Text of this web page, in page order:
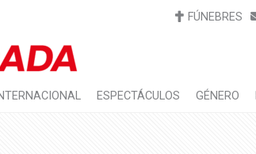
FÚNEBRES
ESPECTÁCULOS GÉNERO